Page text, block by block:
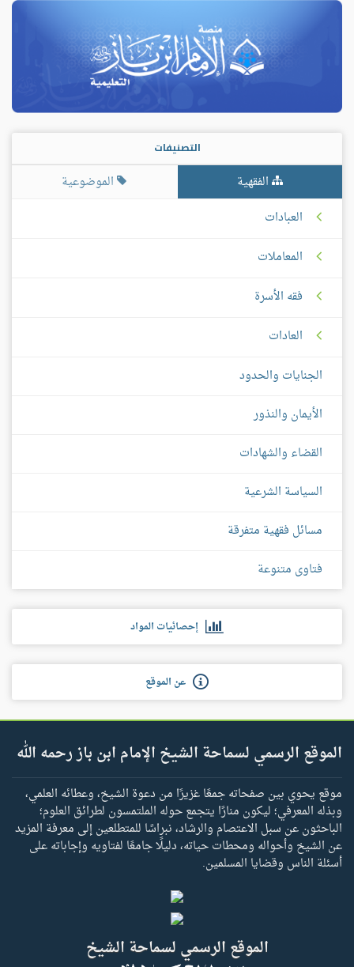
التصنيفات
الفقهية
الموضوعية
العبادات
المعاملات
فقه الأسرة
العادات
الجنايات والحدود
الأيمان والنذور
القضاء والشهادات
السياسة الشرعية
مسائل فقهية متفرقة
فتاوى متنوعة
إحصائيات المواد
عن الموقع
الموقع الرسمي لسماحة الشيخ الإمام ابن باز رحمه الله
موقع يحوي بين صفحاته جمعًا غزيرًا من دعوة الشيخ، وعطائه العلمي،
وبذله المعرفي؛ ليكون منارًا يتجمع حوله الملتمسون لطرائق العلوم؛
الباحثون عن سبل الاعتصام والرشاد، نبراسًا للمتطلعين إلى معرفة المزيد
عن الشيخ وأحواله ومحطات حياته، دليلًا جامعًا لفتاويه وإجاباته على
أسئلة الناس وقضايا المسلمين.
الموقع الرسمي لسماحة الشيخ